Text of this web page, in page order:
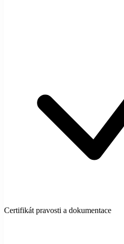
Certifikát pravosti a dokumentace